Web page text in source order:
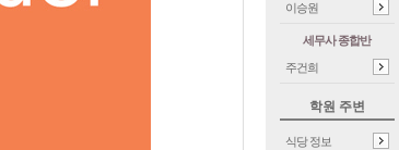
이승원
세무사 종합반
주건희
학원 주변
식당 정보